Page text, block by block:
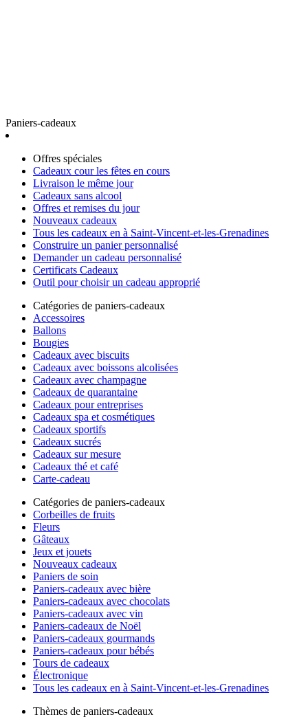
Paniers-cadeaux
Offres spéciales
Cadeaux cour les fêtes en cours
Livraison le même jour
Cadeaux sans alcool
Offres et remises du jour
Nouveaux cadeaux
Tous les cadeaux en à Saint-Vincent-et-les-Grenadines
Construire un panier personnalisé
Demander un cadeau personnalisé
Certificats Cadeaux
Outil pour choisir un cadeau approprié
Catégories de paniers-cadeaux
Accessoires
Ballons
Bougies
Cadeaux avec biscuits
Cadeaux avec boissons alcolisées
Cadeaux avec champagne
Cadeaux de quarantaine
Cadeaux pour entreprises
Cadeaux spa et cosmétiques
Cadeaux sportifs
Cadeaux sucrés
Cadeaux sur mesure
Cadeaux thé et café
Carte-cadeau
Catégories de paniers-cadeaux
Corbeilles de fruits
Fleurs
Gâteaux
Jeux et jouets
Nouveaux cadeaux
Paniers de soin
Paniers-cadeaux avec bière
Paniers-cadeaux avec chocolats
Paniers-cadeaux avec vin
Paniers-cadeaux de Noël
Paniers-cadeaux gourmands
Paniers-cadeaux pour bébés
Tours de cadeaux
Électronique
Tous les cadeaux en à Saint-Vincent-et-les-Grenadines
Thèmes de paniers-cadeaux